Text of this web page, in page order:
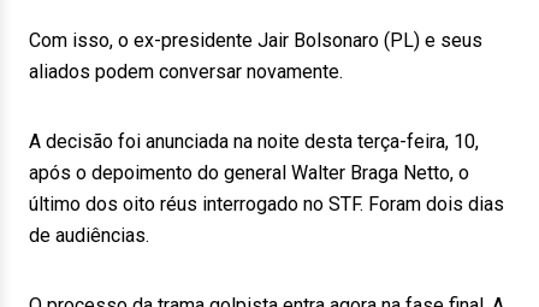
Com isso, o ex-presidente Jair Bolsonaro (PL) e seus
aliados podem conversar novamente.
A decisão foi anunciada na noite desta terça-feira, 10,
após o depoimento do general Walter Braga Netto, o
último dos oito réus interrogado no STF. Foram dois dias
de audiências.